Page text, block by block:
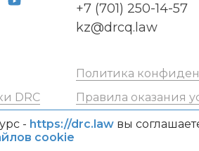
+7 (701) 250-14-57
kz@drcq.law
Политика
DRC
Правила оказания
- https://drc.lawвы
cookie